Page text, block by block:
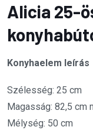
Alicia 25-
Konyhaelem leírás
Szélesség: 25 cm
Magasság: 82,5 cm
Mélység: 50 cm